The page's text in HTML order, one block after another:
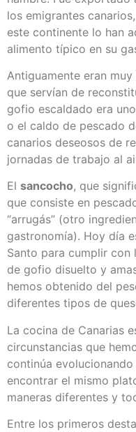
los emigrantes
este continente lo han
alimento típico en su
Antiguamente eran
que servían de
gofio escaldado era
o el caldo de pescado
canarios deseosos de
jornadas de trabajo al
El sancocho, que
que consiste en
“arrugás” (otro
gastronomía). Hoy día
Santo para cumplir con
de gofio disuelto y
hemos obtenido del
diferentes tipos de
La cocina de Canarias
circunstancias que
continúa
encontrar el mismo
maneras diferentes y
Entre los primeros